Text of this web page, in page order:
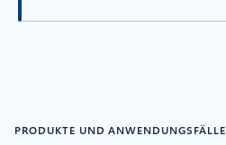
PRODUKTE UND ANWENDUNGSFÄLLE